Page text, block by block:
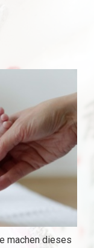
machen dieses